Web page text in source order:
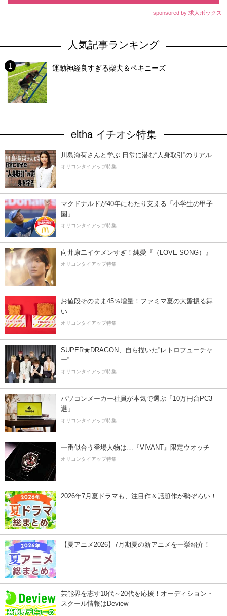
sponsored by 求人ボックス
人気記事ランキング
運動神経良すぎる柴犬＆ペキニーズ
eltha イチオシ特集
川島海荷さんと学ぶ 日常に潜む“人身取引”のリアル
オリコンタイアップ特集
マクドナルドが40年にわたり支える「小学生の甲子
園」
オリコンタイアップ特集
向井康二イケメンすぎ！純愛『（LOVE SONG）』
オリコンタイアップ特集
お値段そのまま45％増量！ファミマ夏の大盤振る舞
い
オリコンタイアップ特集
SUPER★DRAGON、自ら描いた”レトロフューチャ
ー”
オリコンタイアップ特集
パソコンメーカー社員が本気で選ぶ「10万円台PC3
選」
オリコンタイアップ特集
一番似合う登場人物は…『VIVANT』限定ウオッチ
オリコンタイアップ特集
2026年7月夏ドラマも、注目作＆話題作が勢ぞろい！
【夏アニメ2026】7月期夏の新アニメを一挙紹介！
芸能界を志す10代～20代を応援！オーディション・
スクール情報はDeview